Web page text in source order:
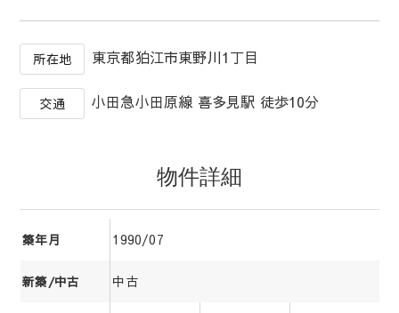
所在地 東京都狛江市東野川1丁目
交通 小田急小田原線 喜多見駅 徒歩10分
物件詳細
築年月 1990/07
新築/中古 中古